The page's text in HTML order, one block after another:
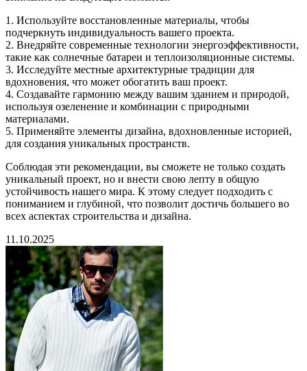
1. Используйте восстановленные материалы, чтобы
подчеркнуть индивидуальность вашего проекта.
2. Внедряйте современные технологии энергоэффективности,
такие как солнечные батареи и теплоизоляционные системы.
3. Исследуйте местные архитектурные традиции для
вдохновения, что может обогатить ваш проект.
4. Создавайте гармонию между вашим зданием и природой,
используя озеленение и комбинации с природными
материалами.
5. Применяйте элементы дизайна, вдохновленные историей,
для создания уникальных пространств.
Соблюдая эти рекомендации, вы сможете не только создать
уникальный проект, но и внести свою лепту в общую
устойчивость нашего мира. К этому следует подходить с
пониманием и глубиной, что позволит достичь большего во
всех аспектах строительства и дизайна.
11.10.2025